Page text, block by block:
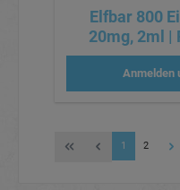
Elfbar 800
20mg, 2ml |
Anmelden
1 2